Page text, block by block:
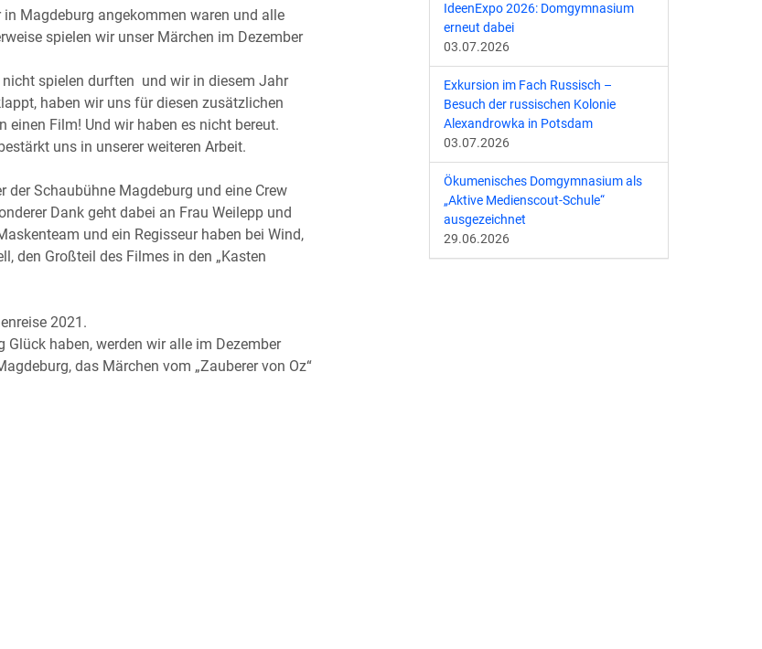
Magdeburg angekommen waren und alle
spielen wir unser Märchen im Dezember
spielen durften und wir in diesem Jahr
haben wir uns für diesen zusätzlichen
einen Film! Und wir haben es nicht bereut.
uns in unserer weiteren Arbeit.
der Schaubühne Magdeburg und eine Crew
Dank geht dabei an Frau Weilepp und
und ein Regisseur haben bei Wind,
den Großteil des Filmes in den „Kasten
2021.
haben, werden wir alle im Dezember
das Märchen vom „Zauberer von Oz“
IdeenExpo 2026: Domgymnasium
erneut dabei
03.07.2026
Exkursion im Fach Russisch –
Besuch der russischen Kolonie
Alexandrowka in Potsdam
03.07.2026
Ökumenisches Domgymnasium als
„Aktive Medienscout-Schule“
ausgezeichnet
29.06.2026